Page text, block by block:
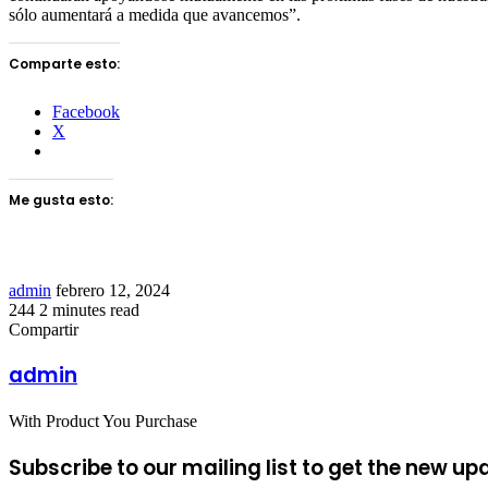
sólo aumentará a medida que avancemos”.
Comparte esto:
Facebook
X
Me gusta esto:
admin Send
an
email
febrero 12, 2024
244 2 minutes read
Facebook
Twitter
LinkedIn
Tumblr
Pinterest
Reddit
VKontakte
Odnoklassniki
Pocket
Compartir
via
Email
admin
With Product You Purchase
Subscribe to our mailing list to get the new